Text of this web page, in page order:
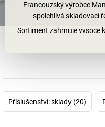
Francouzský výrobce
spolehlivá skladovací
Sortiment zahrnuje vysoce
regály, které umožňují trvale
efektivní pracovní procesy.
Příslušenství: sklady (20)